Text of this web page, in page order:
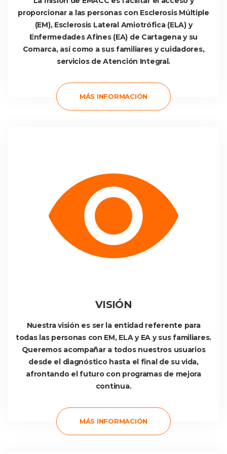
proporcionar a las personas con Esclerosis Múltiple
(EM), Esclerosis Lateral Amiotrófica (ELA) y
Enfermedades Afines (EA) de Cartagena y su
Comarca, así como a sus familiares y cuidadores,
ervicios de Atención Integral.
MÁS INFORMACIÓN
VISIÓN
Nuestra visión es ser la entidad referente para
todas las personas con EM, ELA y EA y sus familiares.
Queremos acompañar a todos nuestros usuarios
desde el diagnóstico hasta el final de su vida,
afrontando el futuro con programas de mejora
continua.
MÁS INFORMACIÓN